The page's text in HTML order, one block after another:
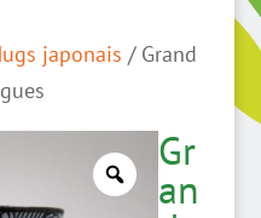
japonais / Grand
Gr
an